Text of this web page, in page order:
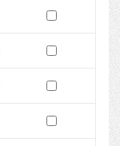
Pokaż podgląd wersji z dnia
Zaznacz wersję do
Pokaż podgląd wersji z dnia
Zaznacz wersję do
Pokaż podgląd wersji z dnia
Zaznacz wersję do
Pokaż podgląd wersji z dnia
Zaznacz wersję do